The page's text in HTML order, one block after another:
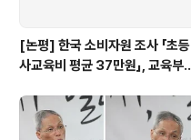
[논평] 한국 소비자원 조사 「초등
사교육비 평균 37만원」, 교육부